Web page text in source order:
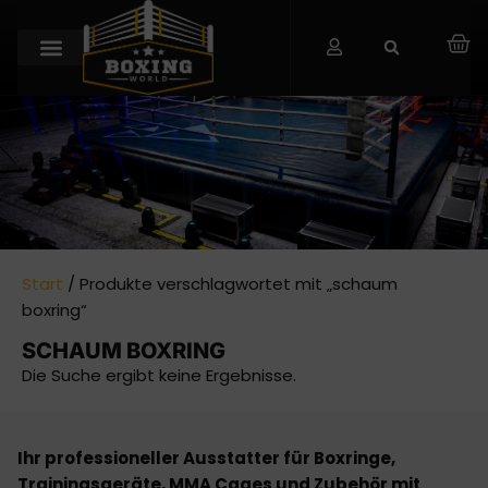
Start / Produkte verschlagwortet mit „schaum
boxring“
SCHAUM BOXRING
Die Suche ergibt keine Ergebnisse.
Ihr professioneller Ausstatter für Boxringe,